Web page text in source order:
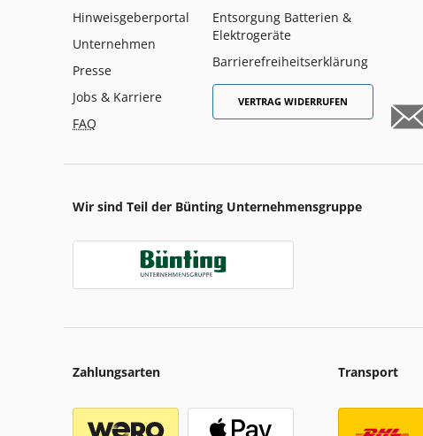
Hinweisgeberportal
Unternehmen
Presse
Jobs & Karriere
FAQ
Entsorgung Batterien &
Elektrogeräte
Barrierefreiheitserklärung
VERTRAG WIDERRUFEN
Wir sind Teil der Bünting Unternehmensgruppe
Zahlungsarten Transport